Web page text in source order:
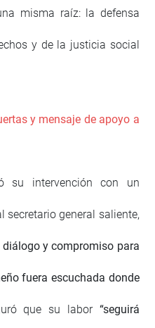
misma raíz: la defensa
y de la justicia social
y mensaje de apoyo a
su intervención con un
secretario general saliente,
diálogo y compromiso para
fuera escuchada donde
que su labor “seguirá